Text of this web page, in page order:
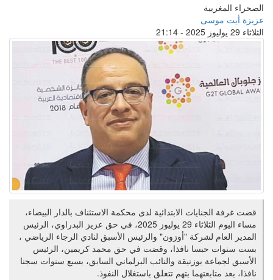
الصحراء المغربية
عزيزة أيت موسى
الثلاثاء 29 يوليوز 2025 - 21:14
قضت غرفة الجنايات الابتدائية لدى محكمة الاستئناف بالدار البيضاء،
مساء اليوم الثلاثاء 29 يوليوز 2025، في حق عزيز البدراوي، الرئيس
المدير العام لشركة "أوزون" والرئيس الأسبق لنادي الرجاء الرياضي ،
بست سنوات حبسا نافذا، وقضت في حق محمد كريمين، الرئيس
الأسبق لجماعة بوزنيقة والنائب البرلماني السابق، بسبع سنوات سجنا
نافذا، بعد متابعتهما بتهم تتعلق باستغلال النفوذ.